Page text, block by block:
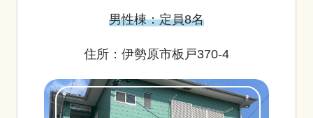
男性棟：定員8名
住所：伊勢原市板戸370-4